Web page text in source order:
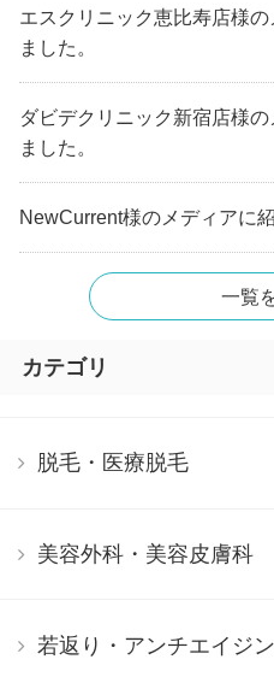
エスクリニック恵比寿店様
ました。
ダビデクリニック新宿店様
ました。
NewCurrent様のメディアに
一覧
カテゴリ
脱毛・医療脱毛
美容外科・美容皮膚科
若返り・アンチエイジ